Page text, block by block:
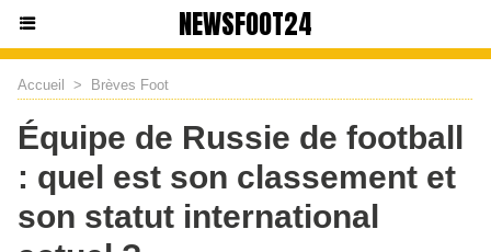
NEWSFOOT24
Accueil > Brèves Foot
Équipe de Russie de football
: quel est son classement et
son statut international